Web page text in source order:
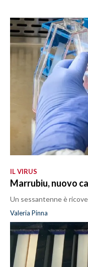
IL VIRUS
Marrubiu, nuovo
Un sessantenne è
Valeria Pinna